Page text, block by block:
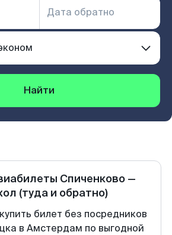
Найти
Спиченково—
(туда и обратно)
билет без посредников
в Амстердам по выгодной